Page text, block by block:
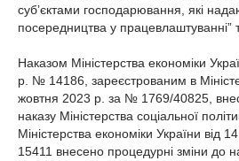
суб’єктами господарювання, які
посередництва у працевлаштуванні”
Наказом Міністерства економіки
р. № 14186, зареєстрованим в
жовтня 2023 р. за № 1769/40825,
наказу Міністерства соціальної
Міністерства економіки України від
15411 внесено процедурні зміни до